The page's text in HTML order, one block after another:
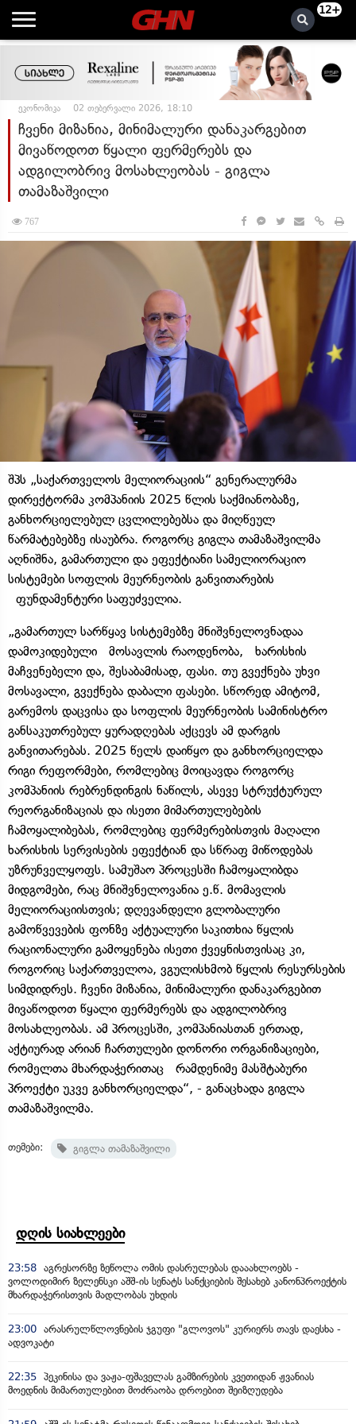
12+
ეკონომიკა 02 თებერვალი 2026, 18:10
ჩვენი მიზანია, მინიმალური დანაკარგებით
მივაწოდოთ წყალი ფერმერებს და
ადგილობრივ მოსახლეობას - გიგლა
თამაზაშვილი
767
შპს „საქართველოს მელიორაციის“ გენერალურმა
დირექტორმა კომპანიის 2025 წლის საქმიანობაზე,
განხორციელებულ ცვლილებებსა და მიღწეულ
წარმატებებზე ისაუბრა. როგორც გიგლა თამაზაშვილმა
აღნიშნა, გამართული და ეფექტიანი სამელიორაციო
სისტემები სოფლის მეურნეობის განვითარების
ფუნდამენტური საფუძველია.
„გამართულ სარწყავ სისტემებზე მნიშვნელოვნადაა
დამოკიდებული მოსავლის რაოდენობა, ხარისხის
მაჩვენებელი და, შესაბამისად, ფასი. თუ გვექნება უხვი
მოსავალი, გვექნება დაბალი ფასები. სწორედ ამიტომ,
გარემოს დაცვისა და სოფლის მეურნეობის სამინისტრო
განსაკუთრებულ ყურადღებას აქცევს ამ დარგის
განვითარებას. 2025 წელს დაიწყო და განხორციელდა
რიგი რეფორმები, რომლებიც მოიცავდა როგორც
კომპანიის რებრენდინგის ნაწილს, ასევე სტრუქტურულ
რეორგანიზაციას და ისეთი მიმართულებების
ჩამოყალიბებას, რომლებიც ფერმერებისთვის მაღალი
ხარისხის სერვისების ეფექტიან და სწრაფ მიწოდებას
უზრუნველყოფს. სამუშაო პროცესში ჩამოყალიბდა
მიდგომები, რაც მნიშვნელოვანია ე.წ. მომავლის
მელიორაციისთვის; დღევანდელი გლობალური
გამოწვევების ფონზე აქტუალური საკითხია წყლის
რაციონალური გამოყენება ისეთი ქვეყნისთვისაც კი,
როგორიც საქართველოა, ვგულისხმობ წყლის რესურსების
სიმდიდრეს. ჩვენი მიზანია, მინიმალური დანაკარგებით
მივაწოდოთ წყალი ფერმერებს და ადგილობრივ
მოსახლეობას. ამ პროცესში, კომპანიასთან ერთად,
აქტიურად არიან ჩართულები დონორი ორგანიზაციები,
რომელთა მხარდაჭერითაც რამდენიმე მასშტაბური
პროექტი უკვე განხორციელდა“, - განაცხადა გიგლა
თამაზაშვილმა.
თემები: გიგლა თამაზაშვილი
დღის სიახლეები
23:58 აგრესორზე ზეწოლა ომის დასრულებას დააახლოებს -
ვოლოდიმირ ზელენსკი აშშ-ის სენატს სანქციების შესახებ კანონპროექტის
მხარდაჭერისთვის მადლობას უხდის
23:00 არასრულწლოვნების ჯგუფი "გლოვოს" კურიერს თავს დაესხა -
ადვოკატი
22:35 პეკინისა და ვაჟა-ფშაველას გამზირების კვეთიდან ჟვანიას
მოედნის მიმართულებით მოძრაობა დროებით შეიზღუდება